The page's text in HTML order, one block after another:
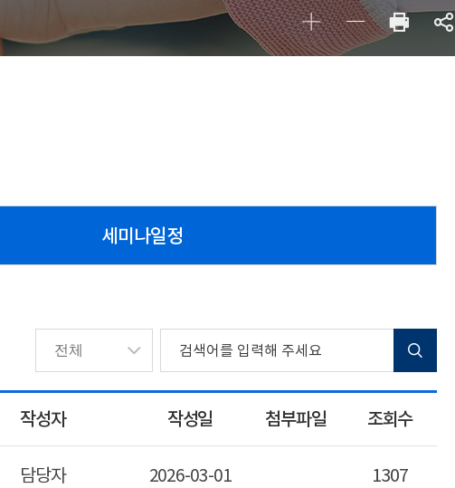
세미나일정
작성자 작성일 첨부파일 조회수
담당자 2026-03-01 1307